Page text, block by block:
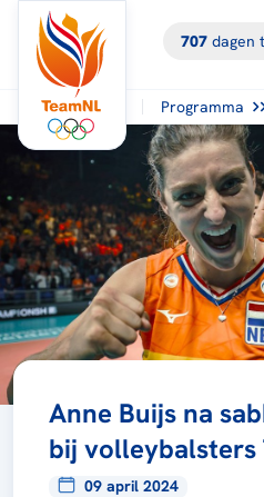
707dagen
Programma
Anne Buijs na
bij volleybalsters
09 april 2024